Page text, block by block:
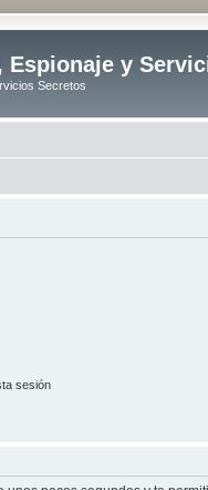
Espionaje y
Secretos
sesión